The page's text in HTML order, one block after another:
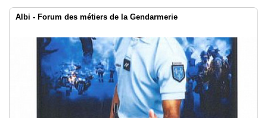
Albi - Forum des métiers de la Gendarmerie